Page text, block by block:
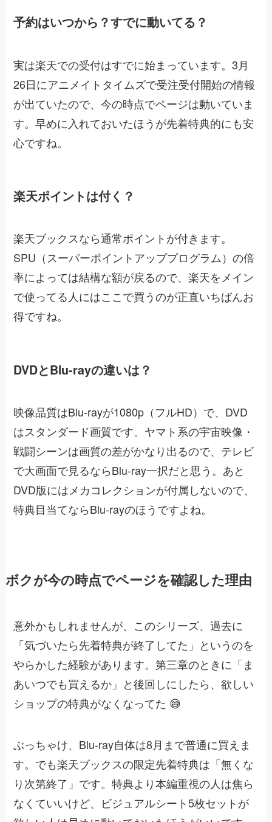
予約はいつから？すでに動いてる？
実は楽天での受付はすでに始まっています。3月
26日にアニメイトタイムズで受注受付開始の情報
が出ていたので、今の時点でページは動いていま
す。早めに入れておいたほうが先着特典的にも安
心ですね。
楽天ポイントは付く？
楽天ブックスなら通常ポイントが付きます。
SPU（スーパーポイントアッププログラム）の倍
率によっては結構な額が戻るので、楽天をメイン
で使ってる人にはここで買うのが正直いちばんお
得ですね。
DVDとBlu-rayの違いは？
映像品質はBlu-rayが1080p（フルHD）で、DVD
はスタンダード画質です。ヤマト系の宇宙映像・
戦闘シーンは画質の差がかなり出るので、テレビ
で大画面で見るならBlu-ray一択だと思う。あと
DVD版にはメカコレクションが付属しないので、
特典目当てならBlu-rayのほうですよね。
ボクが今の時点でページを確認した理由
意外かもしれませんが、このシリーズ、過去に
「気づいたら先着特典が終了してた」というのを
やらかした経験があります。第三章のときに「ま
あいつでも買えるか」と後回しにしたら、欲しい
ショップの特典がなくなってた 😅
ぶっちゃけ、Blu-ray自体は8月まで普通に買えま
す。でも楽天ブックスの限定先着特典は「無くな
り次第終了」です。特典より本編重視の人は焦ら
なくていいけど、ビジュアルシート5枚セットが